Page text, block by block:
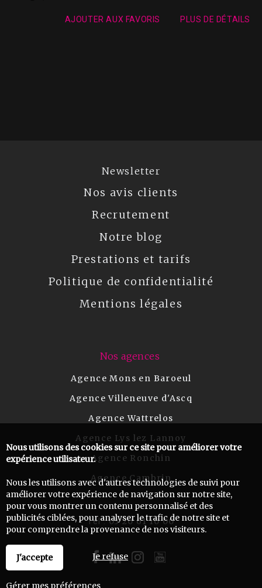
AJOUTER AUX FAVORIS PLUS DE DÉTAILS
Newsletter
Nos avis clients
Recrutement
Notre blog
Prestations et tarifs
Politique de confidentialité
Mentions légales
Nos agences
Agence Mons en Baroeul
Agence Villeneuve d'Ascq
Agence Wattrelos
Agence Lys lez Lannoy
Agence Ronchin
Agence Cambrin
Tel :03 20 61 10 00
Nous utilisons des cookies sur ce site pour améliorer votre
expérience utilisateur.
Nous les utilisons avec d'autres technologies de suivi pour
améliorer votre expérience de navigation sur notre site,
pour vous montrer un contenu personnalisé et des
publicités ciblées, pour analyser le trafic de notre site et
pour comprendre la provenance de nos visiteurs.
J'accepte Je refuse
Gérer mes préférences